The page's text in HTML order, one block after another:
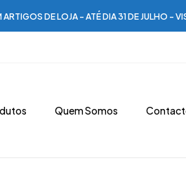
DE LOJA - ATÉ DIA 31 DE JULHO -
Quem Somos